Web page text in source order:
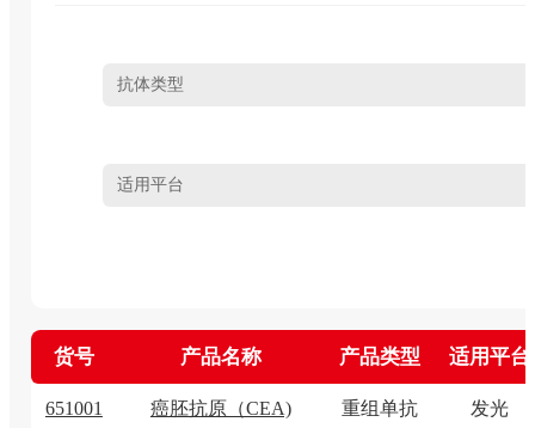
抗体类型
适用平台
货号 产品名称 产品类型 适用平台
651001 癌胚抗原（CEA) 重组单抗 发光